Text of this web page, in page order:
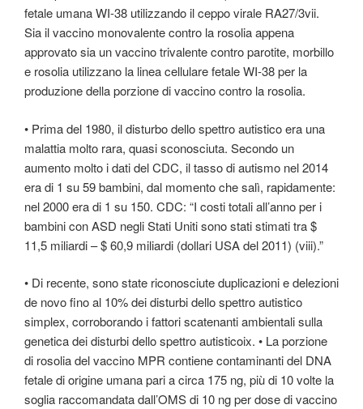
fetale umana WI-38 utilizzando il ceppo virale RA27/3vii.
Sia il vaccino monovalente contro la rosolia appena
approvato sia un vaccino trivalente contro parotite, morbillo
e rosolia utilizzano la linea cellulare fetale WI-38 per la
produzione della porzione di vaccino contro la rosolia.
• Prima del 1980, il disturbo dello spettro autistico era una
malattia molto rara, quasi sconosciuta. Secondo un
aumento molto i dati del CDC, il tasso di autismo nel 2014
era di 1 su 59 bambini, dal momento che salì, rapidamente:
nel 2000 era di 1 su 150. CDC: “I costi totali all’anno per i
bambini con ASD negli Stati Uniti sono stati stimati tra $
11,5 miliardi – $ 60,9 miliardi (dollari USA del 2011) (viii).”
• Di recente, sono state riconosciute duplicazioni e delezioni
de novo fino al 10% dei disturbi dello spettro autistico
simplex, corroborando i fattori scatenanti ambientali sulla
genetica dei disturbi dello spettro autisticoix. • La porzione
di rosolia del vaccino MPR contiene contaminanti del DNA
fetale di origine umana pari a circa 175 ng, più di 10 volte la
soglia raccomandata dall’OMS di 10 ng per dose di vaccino